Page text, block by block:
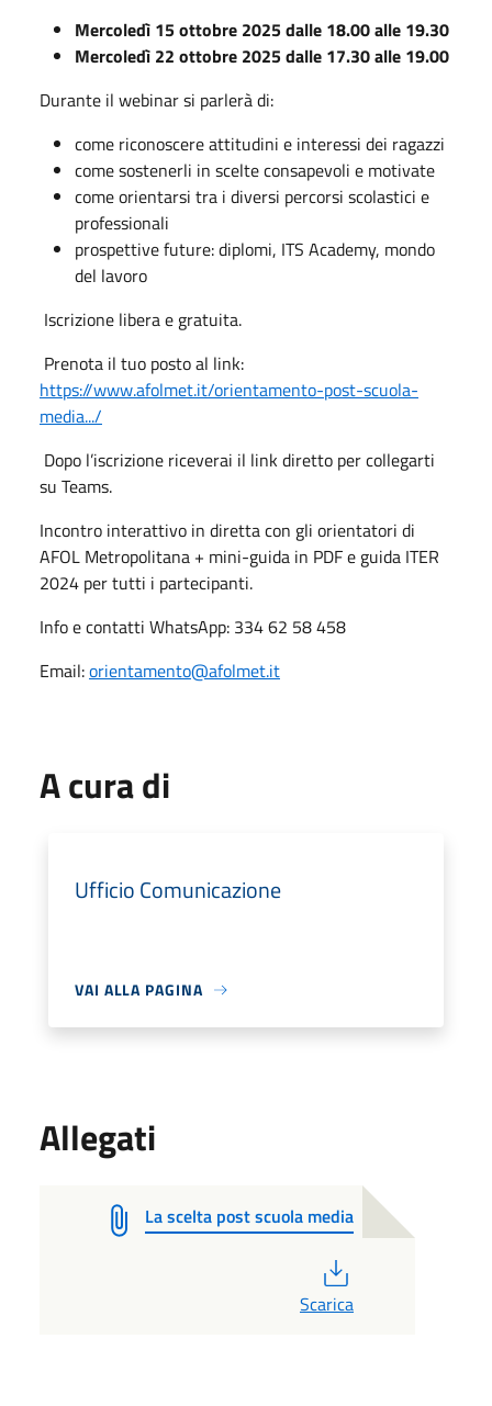
Mercoledì 15 ottobre 2025 dalle 18.00 alle 19.30
Mercoledì 22 ottobre 2025 dalle 17.30 alle 19.00
Durante il webinar si parlerà di:
come riconoscere attitudini e interessi dei ragazzi
come sostenerli in scelte consapevoli e motivate
come orientarsi tra i diversi percorsi scolastici e
professionali
prospettive future: diplomi, ITS Academy, mondo
del lavoro
Iscrizione libera e gratuita.
Prenota il tuo posto al link:
https://www.afolmet.it/orientamento-post-scuola-
media.../
Dopo l’iscrizione riceverai il link diretto per collegarti
su Teams.
Incontro interattivo in diretta con gli orientatori di
AFOL Metropolitana + mini-guida in PDF e guida ITER
2024 per tutti i partecipanti.
Info e contatti WhatsApp: 334 62 58 458
Email:orientamento@afolmet.it
A cura di
Ufficio Comunicazione
VAI ALLA PAGINA
Allegati
La scelta post scuola media
Scarica